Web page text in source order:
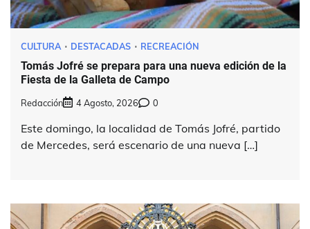
CULTURA DESTACADAS RECREACIÓN
Tomás Jofré se prepara para una nueva edición de la
Fiesta de la Galleta de Campo
Redacción 4 Agosto, 2026 0
Este domingo, la localidad de Tomás Jofré, partido
de Mercedes, será escenario de una nueva […]